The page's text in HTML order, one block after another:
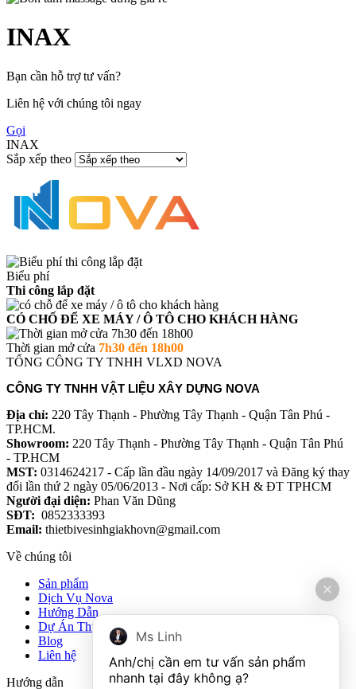
INAX
Bạn cần hỗ trợ tư vấn?
Liên hệ với chúng tôi ngay
Gọi
INAX
Sắp xếp theo
Biểu phí
Thi công lắp đặt
CÓ CHỐ ĐỂ XE MÁY / Ô TÔ CHO KHÁCH HÀNG
Thời gian mở cửa 7h30 đến 18h00
TỔNG CÔNG TY TNHH VLXD NOVA
CÔNG TY TNHH VẬT LIỆU XÂY DỰNG NOVA
Địa chỉ: 220 Tây Thạnh - Phường Tây Thạnh - Quận Tân Phú -
TP.HCM.
Showroom: 220 Tây Thạnh - Phường Tây Thạnh - Quận Tân Phú
- TP.HCM
MST: 0314624217 - Cấp lần đầu ngày 14/09/2017 và Đăng ký thay
đổi lần thứ 2 ngày 05/06/2013 - Nơi cấp: Sở KH & ĐT TPHCM
Người đại diện: Phan Văn Dũng
SĐT: 0852333393
Email: thietbivesinhgiakhovn@gmail.com
Về chúng tôi
Sản phẩm
Dịch Vụ Nova
Hướng Dẫn
Dự Án Thực Tế
Blog
Liên hệ
Hướng dẫn
Ms Linh
Anh/chị cần em tư vấn sản phẩm